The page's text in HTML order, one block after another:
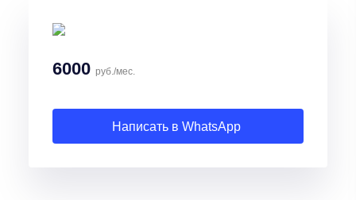
6000 руб./мес.
Написать в WhatsApp